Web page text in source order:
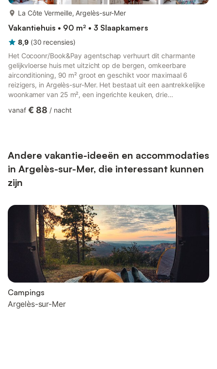
La Côte Vermeille, Argelès-sur-Mer
Vakantiehuis • 90 m² • 3 Slaapkamers
8,9 (30 recensies)
Het Cocoonr/Book&Pay agentschap verhuurt dit charmante
gelijkvloerse huis met uitzicht op de bergen, omkeerbare
airconditioning, 90 m² groot en geschikt voor maximaal 6
reizigers, in Argelès-sur-Mer. Het bestaat uit een aantrekkelijke
woonkamer van 25 m², een ingerichte keuken, drie
Wifi inbegrepen. Het appartement, gelegen op het zuidoosten,
kookp...
vanaf € 88 / nacht
Andere vakantie-ideeën en accommodaties
in Argelès-sur-Mer, die interessant kunnen
zijn
Campings
Argelès-sur-Mer